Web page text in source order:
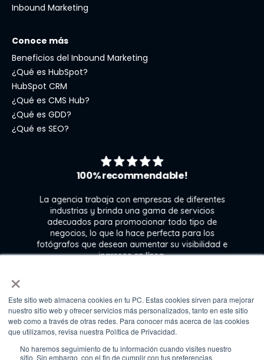
×
Este sitio web almacena cookies en tu PC. Estas cookies sirven para mejorar
nuestro sitio web y ofrecer servicios más personalizados, tanto en este sitio
web como a través de otras redes. Para conocer más acerca de las cookies
que utilizamos, revisa nuestra Política de Privacidad.
No haremos seguimiento de tu información cuando visites nuestro
sitio. Sin embargo, con el fin de cumplir con tus preferencias,
Inbound Marketing
Conoce más
Beneficios del Inbound Marketing
¿Qué es HubSpot?
HubSpot CRM
¿Qué es CMS Hub?
¿Qué es GDD?
¿Qué es SEO?
100% recommendable!
La agencia trabaja con empresas de diferentes
industrias y brinda una gama de servicios
adecuados para promocionar todo tipo de
negocios, lo que la hace perfecta para los
fotógrafos que desean aumentar su visibilidad e
ingresos en línea.
Kate Gross
Marketing & graphic design assistant at
Fixthephoto